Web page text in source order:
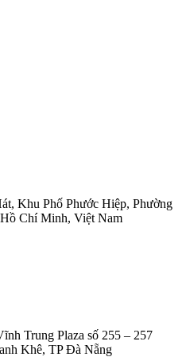
Khu Phố Phước Hiệp, Phường
Chí Minh, Việt Nam
Trung Plaza số 255 – 257
Khê, TP Đà Nẵng